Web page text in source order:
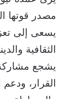
مصدر قوتها
يسعى إلى
الثقافية
يشجع
القرار،